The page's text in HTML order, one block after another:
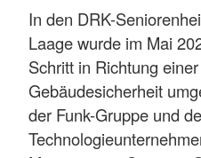
In den DRK-
Laage wurde im Mai
Schritt in Richtung
Gebäudesicherheit
der Funk-Gruppe und